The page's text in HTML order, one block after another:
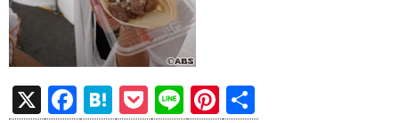
X
F
H
P
Li
Pi